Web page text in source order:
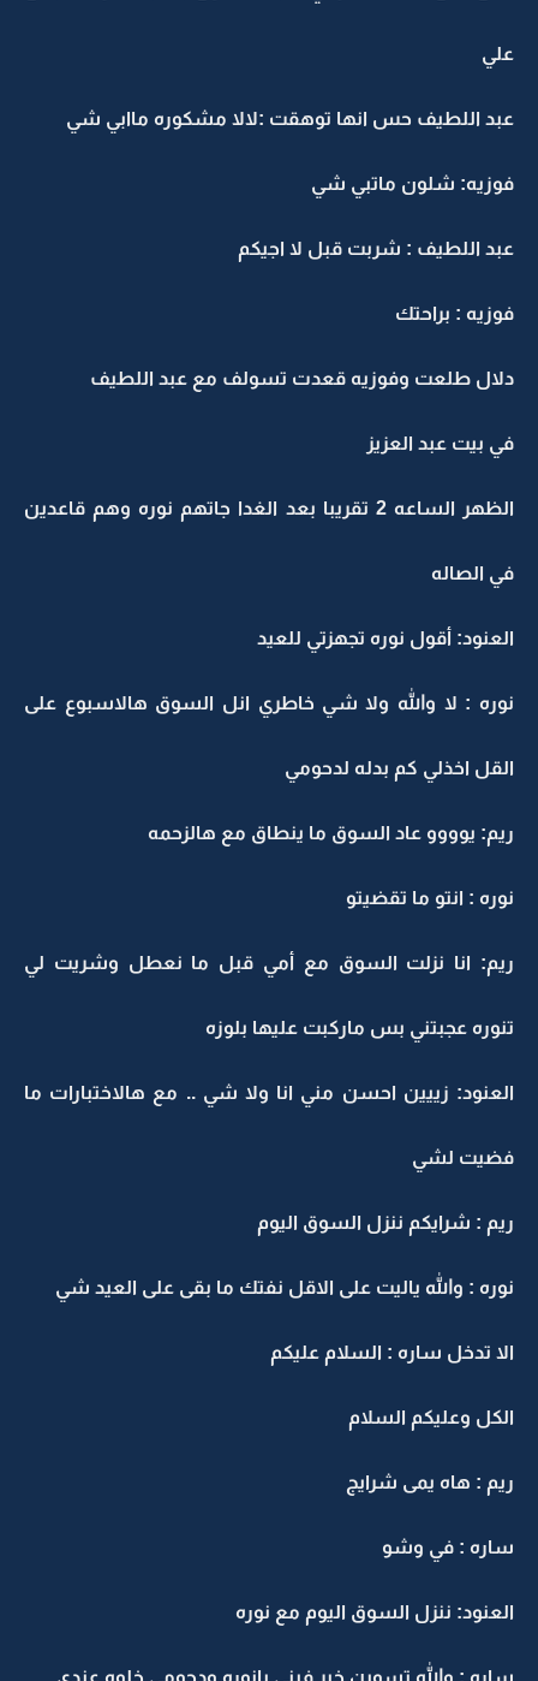
علي
عبد اللطيف حس انها توهقت :لالا مشكوره ماابي شي
فوزيه: شلون ماتبي شي
عبد اللطيف : شربت قبل لا اجيكم
فوزيه : براحتك
دلال طلعت وفوزيه قعدت تسولف مع عبد اللطيف
في بيت عبد العزيز
الظهر الساعه 2 تقريبا بعد الغدا جاتهم نوره وهم قاعدين
في الصاله
العنود: أقول نوره تجهزتي للعيد
نوره : لا والله ولا شي خاطري انل السوق هالاسبوع على
القل اخذلي كم بدله لدحومي
ريم: يوووو عاد السوق ما ينطاق مع هالزحمه
نوره : انتو ما تقضيتو
ريم: انا نزلت السوق مع أمي قبل ما نعطل وشريت لي
تنوره عجبتني بس ماركبت عليها بلوزه
العنود: زييين احسن مني انا ولا شي .. مع هالاختبارات ما
فضيت لشي
ريم : شرايكم ننزل السوق اليوم
نوره : والله ياليت على الاقل نفتك ما بقى على العيد شي
الا تدخل ساره : السلام عليكم
الكل وعليكم السلام
ريم : هاه يمى شرايج
ساره : في وشو
العنود: ننزل السوق اليوم مع نوره
ساره : والله تسوين خير فيني يانوره ودحومي خلوه عندي